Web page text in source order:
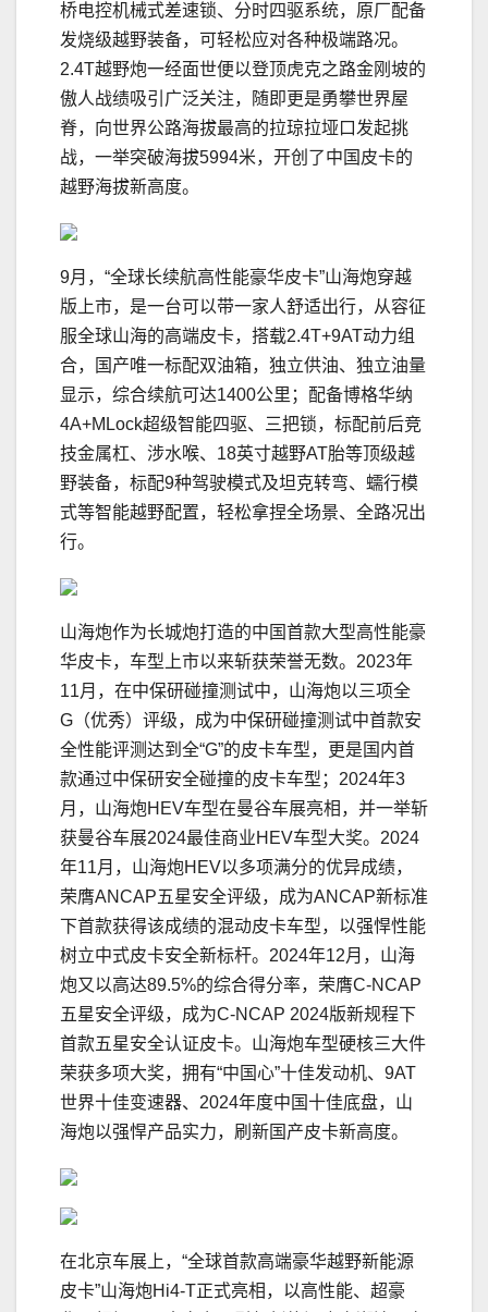
桥电控机械式差速锁、分时四驱系统，原厂配备
发烧级越野装备，可轻松应对各种极端路况。
2.4T越野炮一经面世便以登顶虎克之路金刚坡的
傲人战绩吸引广泛关注，随即更是勇攀世界屋
脊，向世界公路海拔最高的拉琼拉垭口发起挑
战，一举突破海拔5994米，开创了中国皮卡的
越野海拔新高度。
9月，“全球长续航高性能豪华皮卡”山海炮穿越
版上市，是一台可以带一家人舒适出行，从容征
服全球山海的高端皮卡，搭载2.4T+9AT动力组
合，国产唯一标配双油箱，独立供油、独立油量
显示，综合续航可达1400公里；配备博格华纳
4A+MLock超级智能四驱、三把锁，标配前后竞
技金属杠、涉水喉、18英寸越野AT胎等顶级越
野装备，标配9种驾驶模式及坦克转弯、蠕行模
式等智能越野配置，轻松拿捏全场景、全路况出
行。
山海炮作为长城炮打造的中国首款大型高性能豪
华皮卡，车型上市以来斩获荣誉无数。2023年
11月，在中保研碰撞测试中，山海炮以三项全
G（优秀）评级，成为中保研碰撞测试中首款安
全性能评测达到全“G”的皮卡车型，更是国内首
款通过中保研安全碰撞的皮卡车型；2024年3
月，山海炮HEV车型在曼谷车展亮相，并一举斩
获曼谷车展2024最佳商业HEV车型大奖。2024
年11月，山海炮HEV以多项满分的优异成绩，
荣膺ANCAP五星安全评级，成为ANCAP新标准
下首款获得该成绩的混动皮卡车型，以强悍性能
树立中式皮卡安全新标杆。2024年12月，山海
炮又以高达89.5%的综合得分率，荣膺C-NCAP
五星安全评级，成为C-NCAP 2024版新规程下
首款五星安全认证皮卡。山海炮车型硬核三大件
荣获多项大奖，拥有“中国心”十佳发动机、9AT
世界十佳变速器、2024年度中国十佳底盘，山
海炮以强悍产品实力，刷新国产皮卡新高度。
在北京车展上，“全球首款高端豪华越野新能源
皮卡”山海炮Hi4-T正式亮相，以高性能、超豪